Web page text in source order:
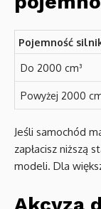
Pojemność
Do 2000 cm³
Powyżej 2000
Jeśli samochód
zapłacisz niższą
modeli. Dla